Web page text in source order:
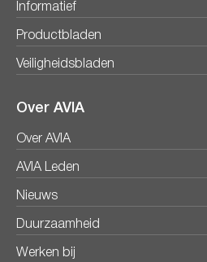
Informatief
Productbladen
Veiligheidsbladen
Over AVIA
Over AVIA
AVIA Leden
Nieuws
Duurzaamheid
Werken bij